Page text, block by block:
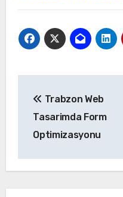
gezinmesi
Trabzon Web
Tasarimda Form
Optimizasyonu